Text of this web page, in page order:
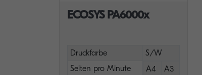
ECOSYS PA6000x
Druckfarbe
S/W
Seiten pro Minute
A4
A3